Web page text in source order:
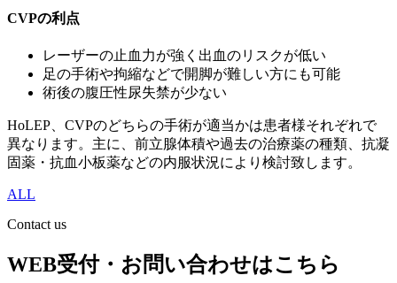
CVPの利点
レーザーの止血力が強く出血のリスクが低い
足の手術や拘縮などで開脚が難しい方にも可能
術後の腹圧性尿失禁が少ない
HoLEP、CVPのどちらの手術が適当かは患者様それぞれで
異なります。主に、前立腺体積や過去の治療薬の種類、抗凝
固薬・抗血小板薬などの内服状況により検討致します。
ALL
Contact us
WEB受付・お問い合わせはこちら